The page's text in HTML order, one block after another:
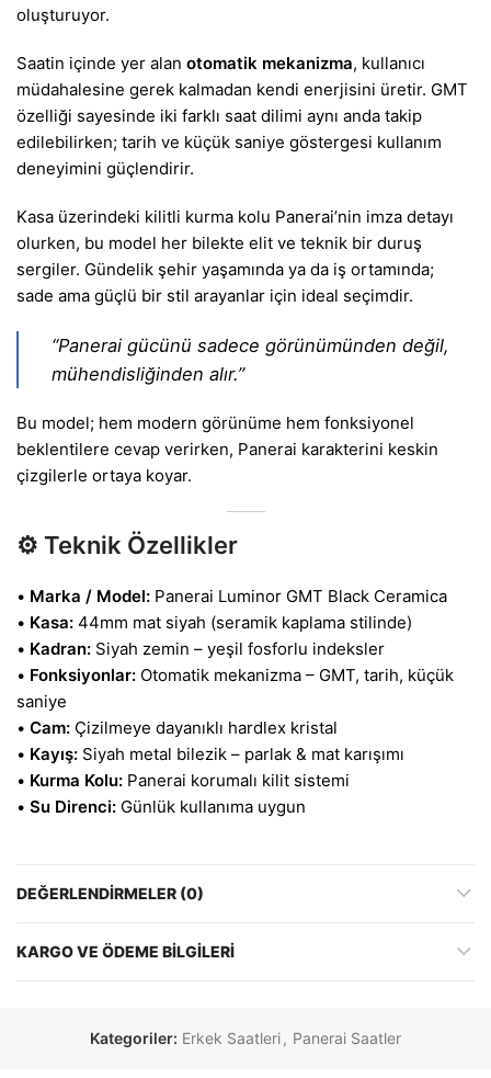
oluşturuyor.
Saatin içinde yer alan otomatik mekanizma, kullanıcı
müdahalesine gerek kalmadan kendi enerjisini üretir. GMT
özelliği sayesinde iki farklı saat dilimi aynı anda takip
edilebilirken; tarih ve küçük saniye göstergesi kullanım
deneyimini güçlendirir.
Kasa üzerindeki kilitli kurma kolu Panerai’nin imza detayı
olurken, bu model her bilekte elit ve teknik bir duruş
sergiler. Gündelik şehir yaşamında ya da iş ortamında;
sade ama güçlü bir stil arayanlar için ideal seçimdir.
“Panerai gücünü sadece görünümünden değil,
mühendisliğinden alır.”
Bu model; hem modern görünüme hem fonksiyonel
beklentilere cevap verirken, Panerai karakterini keskin
çizgilerle ortaya koyar.
⚙️ Teknik Özellikler
• Marka / Model: Panerai Luminor GMT Black Ceramica
• Kasa: 44mm mat siyah (seramik kaplama stilinde)
• Kadran: Siyah zemin – yeşil fosforlu indeksler
• Fonksiyonlar: Otomatik mekanizma – GMT, tarih, küçük
saniye
• Cam: Çizilmeye dayanıklı hardlex kristal
• Kayış: Siyah metal bilezik – parlak & mat karışımı
• Kurma Kolu: Panerai korumalı kilit sistemi
• Su Direnci: Günlük kullanıma uygun
DEĞERLENDIRMELER (0)
KARGO VE ÖDEME BILGILERI
Kategoriler: Erkek Saatleri , Panerai Saatler